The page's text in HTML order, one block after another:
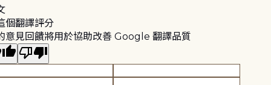
個翻譯評分
意見回饋將用於協助改善 Google 翻譯品質